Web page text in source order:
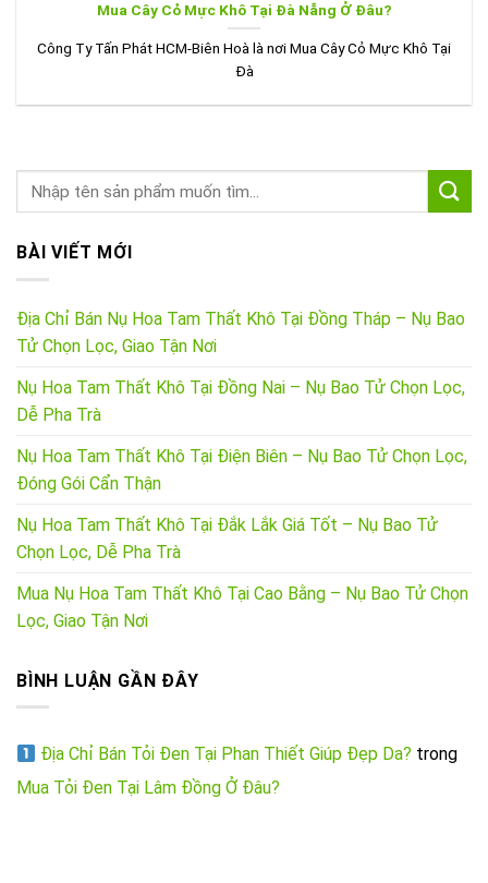
Mua Cây Cỏ Mực Khô Tại Đà Nẵng Ở Đâu?
Công Ty Tấn Phát HCM-Biên Hoà là nơi Mua Cây Cỏ Mực Khô Tại
Đà
BÀI VIẾT MỚI
Địa Chỉ Bán Nụ Hoa Tam Thất Khô Tại Đồng Tháp – Nụ Bao
Tử Chọn Lọc, Giao Tận Nơi
Nụ Hoa Tam Thất Khô Tại Đồng Nai – Nụ Bao Tử Chọn Lọc,
Dễ Pha Trà
Nụ Hoa Tam Thất Khô Tại Điện Biên – Nụ Bao Tử Chọn Lọc,
Đóng Gói Cẩn Thận
Nụ Hoa Tam Thất Khô Tại Đắk Lắk Giá Tốt – Nụ Bao Tử
Chọn Lọc, Dễ Pha Trà
Mua Nụ Hoa Tam Thất Khô Tại Cao Bằng – Nụ Bao Tử Chọn
Lọc, Giao Tận Nơi
BÌNH LUẬN GẦN ĐÂY
Địa Chỉ Bán Tỏi Đen Tại Phan Thiết Giúp Đẹp Da? trong
Mua Tỏi Đen Tại Lâm Đồng Ở Đâu?